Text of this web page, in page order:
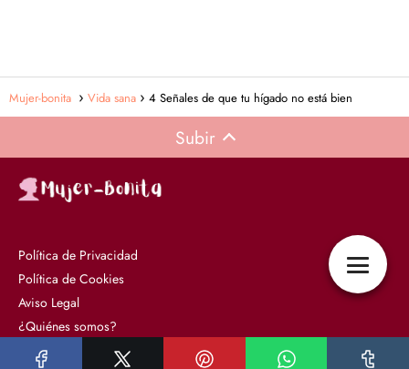
Mujer-bonita Vida sana 4 Señales de que tu hígado no está bien
Subir
Política de Privacidad
Política de Cookies
Aviso Legal
¿Quiénes somos?